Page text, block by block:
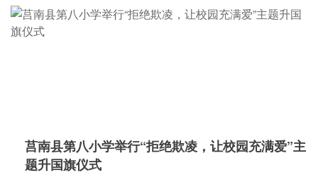
莒南县第八小学举行“拒绝欺凌，让校园充满爱”主
题升国旗仪式